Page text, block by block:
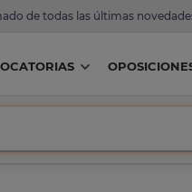
de todas las últimas